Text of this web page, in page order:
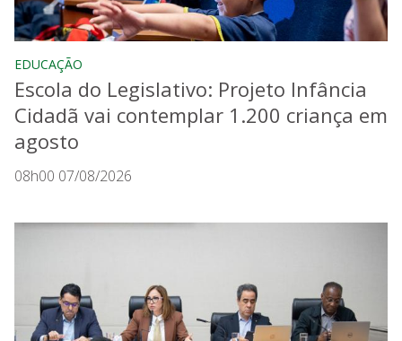
EDUCAÇÃO
Escola do Legislativo: Projeto Infância
Cidadã vai contemplar 1.200 criança em
agosto
08h00 07/08/2026